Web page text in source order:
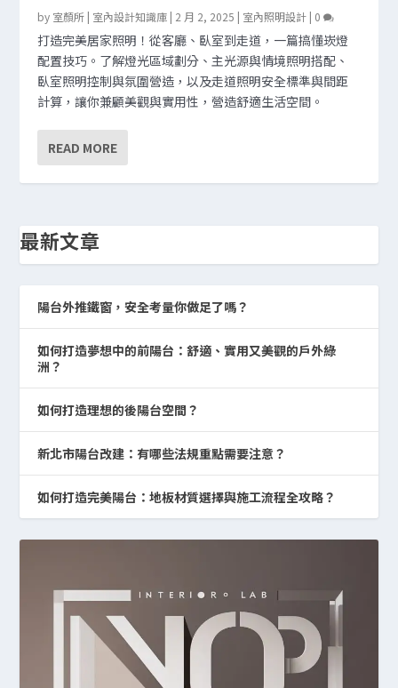
by 室顏所 | 室內設計知識庫 | 2 月 2, 2025 | 室內照明設計 | 0
打造完美居家照明！從客廳、臥室到走道，一篇搞懂崁燈
配置技巧。了解燈光區域劃分、主光源與情境照明搭配、
臥室照明控制與氛圍營造，以及走道照明安全標準與間距
計算，讓你兼顧美觀與實用性，營造舒適生活空間。
READ MORE
最新文章
陽台外推鐵窗，安全考量你做足了嗎？
如何打造夢想中的前陽台：舒適、實用又美觀的戶外綠
洲？
如何打造理想的後陽台空間？
新北市陽台改建：有哪些法規重點需要注意？
如何打造完美陽台：地板材質選擇與施工流程全攻略？